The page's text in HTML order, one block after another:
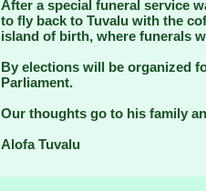
After a special funeral service
to fly back to Tuvalu with the
island of birth, where funerals
By elections will be organized
Parliament.
Our thoughts go to his family
Alofa Tuvalu